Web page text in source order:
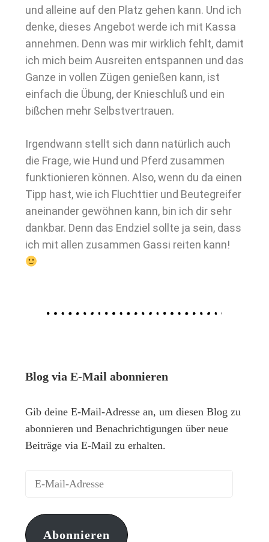
und alleine auf den Platz gehen kann. Und ich
denke, dieses Angebot werde ich mit Kassa
annehmen. Denn was mir wirklich fehlt, damit
ich mich beim Ausreiten entspannen und das
Ganze in vollen Zügen genießen kann, ist
einfach die Übung, der Knieschluß und ein
bißchen mehr Selbstvertrauen.
Irgendwann stellt sich dann natürlich auch
die Frage, wie Hund und Pferd zusammen
funktionieren können. Also, wenn du da einen
Tipp hast, wie ich Fluchttier und Beutegreifer
aneinander gewöhnen kann, bin ich dir sehr
dankbar. Denn das Endziel sollte ja sein, dass
ich mit allen zusammen Gassi reiten kann!
Blog via E-Mail abonnieren
Gib deine E-Mail-Adresse an, um diesen Blog zu
abonnieren und Benachrichtigungen über neue
Beiträge via E-Mail zu erhalten.
Abonnieren